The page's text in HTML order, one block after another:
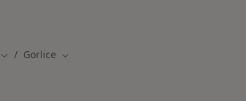
Zmień miasto
Gorlice Zmień miasto